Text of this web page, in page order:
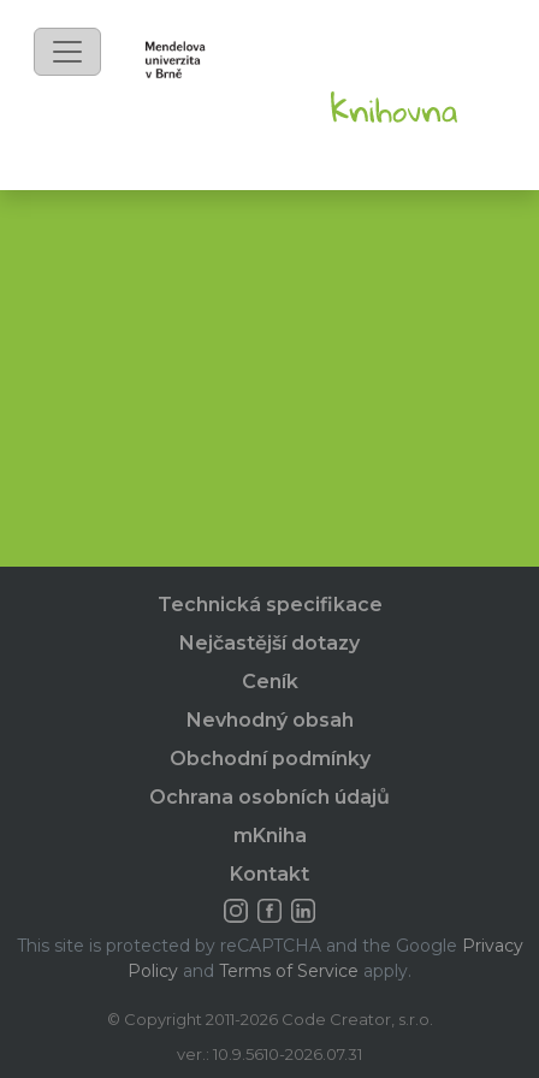
Technická specifikace
Nejčastější dotazy
Ceník
Nevhodný obsah
Obchodní podmínky
Ochrana osobních údajů
mKniha
Kontakt
This site is protected by reCAPTCHA and the Google Privacy
Policy and Terms of Service apply.
© Copyright 2011-2026 Code Creator, s.r.o.
ver.: 10.9.5610-2026.07.31